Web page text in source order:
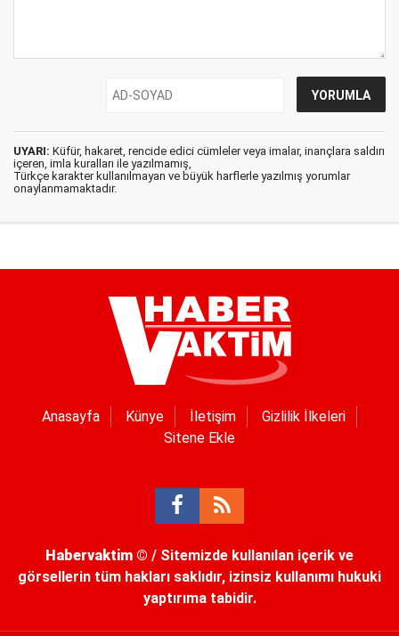
UYARI: Küfür, hakaret, rencide edici cümleler veya imalar, inançlara saldırı
içeren, imla kuralları ile yazılmamış,
Türkçe karakter kullanılmayan ve büyük harflerle yazılmış yorumlar
onaylanmamaktadır.
Anasayfa Künye İletişim
Gizlilik İlkeleri
Sitene Ekle
Habervaktim © / Sitemizde kullanılan içerik ve
görsellerin tüm hakları saklıdır, izinsiz kullanımı hukuki
yaptırıma tabidir.